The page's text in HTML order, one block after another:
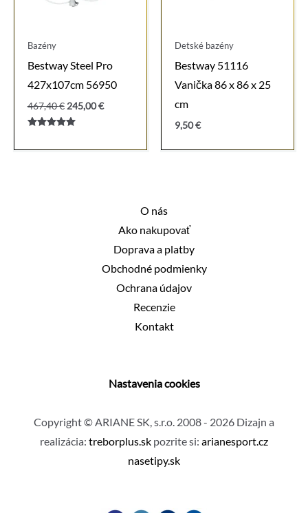
Bazény
Bestway Steel Pro
427x107cm 56950
467,40€ Pôvodná
cena
bola:
245,00€Aktuálna
z 5
Detské bazény
Bestway 51116
Vanička 86 x 86 x 25
cm
9,50€
O nás
Ako nakupovať
Doprava a platby
Obchodné podmienky
Ochrana údajov
Recenzie
Kontakt
Nastavenia cookies
Copyright © ARIANE SK, s.r.o. 2008 - 2026 Dizajn a
realizácia: treborplus.sk pozrite si: arianesport.cz
nasetipy.sk